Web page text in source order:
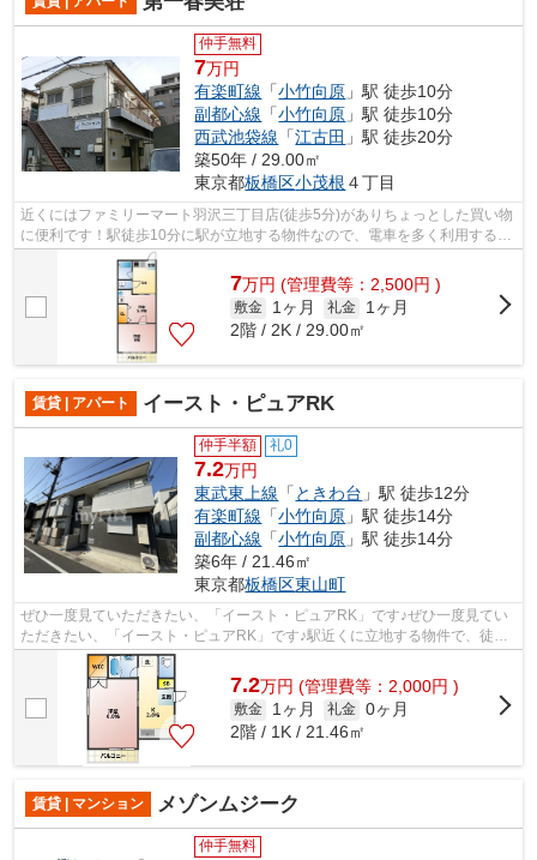
仲手無料
7万円
有楽町線 「小竹向原 」駅 徒歩10分
副都心線 「小竹向原 」駅 徒歩10分
西武池袋線 「江古田 」駅 徒歩20分
築50年 / 29.00㎡
東京都板橋区小茂根 ４丁目
近くにはファミリーマート羽沢三丁目店(徒歩5分)がありちょっとした買い物
に便利です！駅徒歩10分に駅が立地する物件なので、電車を多く利用する方
にとって便利です！2つの路線が利用...
7万円 (管理費等：2,500円 )
敷金 1ヶ月 礼金
1ヶ月
2階 / 2K / 29.00㎡
賃貸 | アパート イースト・ピュアRK
仲手半額 礼0
7.2万円
東武東上線 「ときわ台 」駅 徒歩12分
有楽町線 「小竹向原 」駅 徒歩14分
副都心線 「小竹向原 」駅 徒歩14分
築6年 / 21.46㎡
東京都板橋区東山町
ぜひ一度見ていただきたい、「イースト・ピュアRK」です♪ぜひ一度見てい
ただきたい、「イースト・ピュアRK」です♪駅近くに立地する物件で、徒歩
12分程でアクセスできます♪利便性の高い...
7.2万円 (管理費等：2,000円 )
敷金 1ヶ月 礼金 0ヶ月
2階 / 1K / 21.46㎡
賃貸 | マンション メゾンムジーク
仲手無料